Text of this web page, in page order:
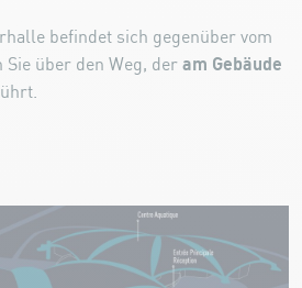
befindet sich gegenüber vom
über den Weg, der am Gebäude